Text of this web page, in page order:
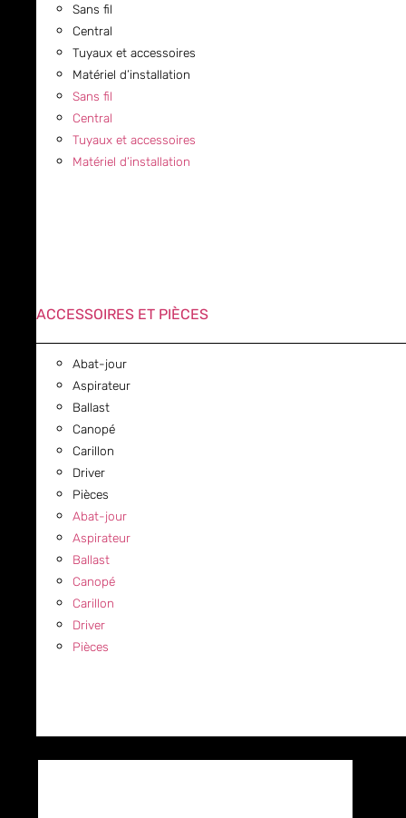
Sans fil
Central
Tuyaux et accessoires
Matériel d’installation
Sans fil
Central
Tuyaux et accessoires
Matériel d’installation
ACCESSOIRES ET PIÈCES
Abat-jour
Aspirateur
Ballast
Canopé
Carillon
Driver
Pièces
Abat-jour
Aspirateur
Ballast
Canopé
Carillon
Driver
Pièces